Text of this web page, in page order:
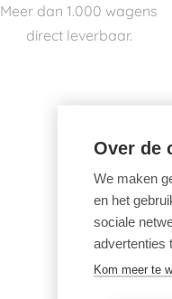
Meer dan 1.000 wagens
direct leverbaar.
Over de
We maken
en het
sociale
advertenties
Kom meer te